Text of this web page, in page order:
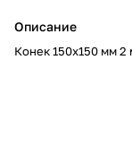
Описание
Конек 150х150 мм 2